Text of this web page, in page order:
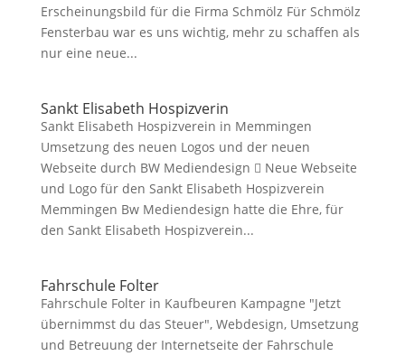
Erscheinungsbild für die Firma Schmölz Für Schmölz
Fensterbau war es uns wichtig, mehr zu schaffen als
nur eine neue...
Sankt Elisabeth Hospizverin
Sankt Elisabeth Hospizverein in Memmingen
Umsetzung des neuen Logos und der neuen
Webseite durch BW Mediendesign  Neue Webseite
und Logo für den Sankt Elisabeth Hospizverein
Memmingen Bw Mediendesign hatte die Ehre, für
den Sankt Elisabeth Hospizverein...
Fahrschule Folter
Fahrschule Folter in Kaufbeuren Kampagne "Jetzt
übernimmst du das Steuer", Webdesign, Umsetzung
und Betreuung der Internetseite der Fahrschule